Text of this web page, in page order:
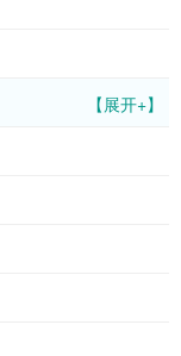
【展开+】